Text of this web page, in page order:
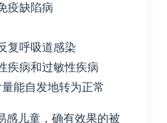
疫缺陷病
复呼吸道感染
疾病和过敏性疾病
量能自发地转为正常
感儿童，确有效果的被